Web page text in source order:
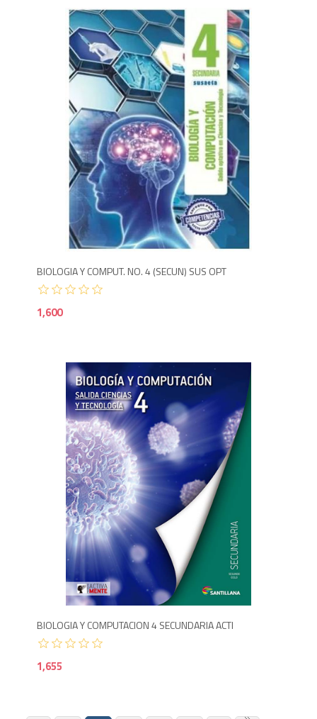
BIOLOGIA Y COMPUT. NO. 4 (SECUN) SUS OPT
1,600
BIOLOGIA Y COMPUTACION 4 SECUNDARIA ACTI
1,655